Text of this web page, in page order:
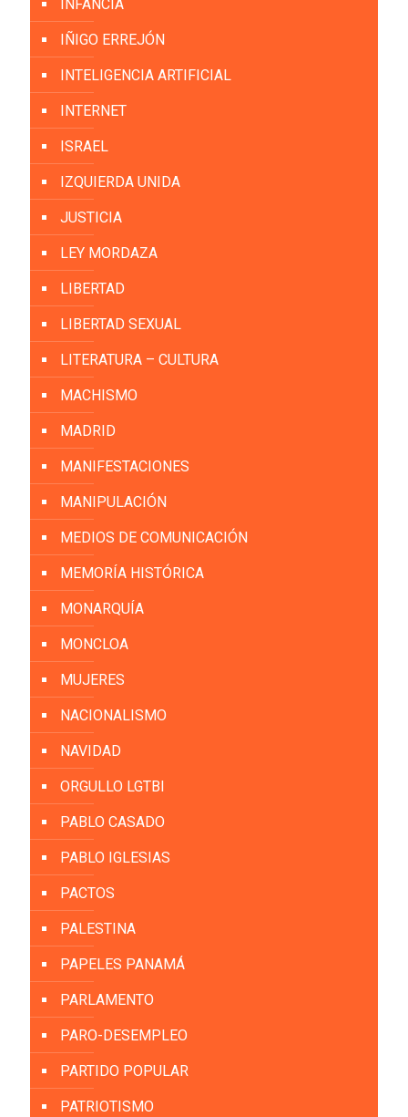
INFANCIA
IÑIGO ERREJÓN
INTELIGENCIA ARTIFICIAL
INTERNET
ISRAEL
IZQUIERDA UNIDA
JUSTICIA
LEY MORDAZA
LIBERTAD
LIBERTAD SEXUAL
LITERATURA – CULTURA
MACHISMO
MADRID
MANIFESTACIONES
MANIPULACIÓN
MEDIOS DE COMUNICACIÓN
MEMORÍA HISTÓRICA
MONARQUÍA
MONCLOA
MUJERES
NACIONALISMO
NAVIDAD
ORGULLO LGTBI
PABLO CASADO
PABLO IGLESIAS
PACTOS
PALESTINA
PAPELES PANAMÁ
PARLAMENTO
PARO-DESEMPLEO
PARTIDO POPULAR
PATRIOTISMO